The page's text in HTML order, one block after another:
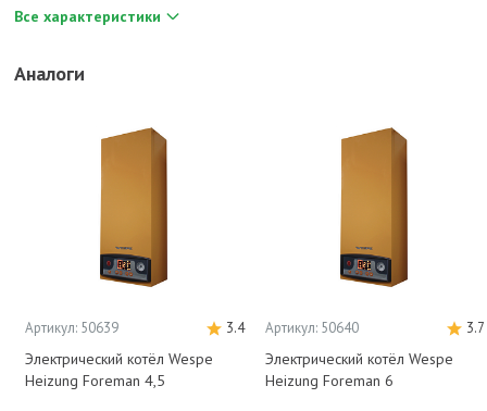
Все характеристики
Аналоги
Артикул: 50639 3.4
Электрический котёл Wespe
Heizung Foreman 4,5
Артикул: 50640 3.7
Электрический котёл Wespe
Heizung Foreman 6